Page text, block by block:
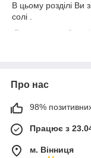
В цьому розділі Ви
солі .
Вона дуже добре
страв, для
, Ви можете бути
рівень сервісу,
безпечною.
SaharokShop та
Про нас
98% позитивних
Працює з
м. Вінниця